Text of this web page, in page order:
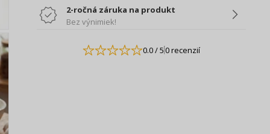
2-ročná záruka na produkt
Bez výnimiek!
0.0/ 50 recenzií